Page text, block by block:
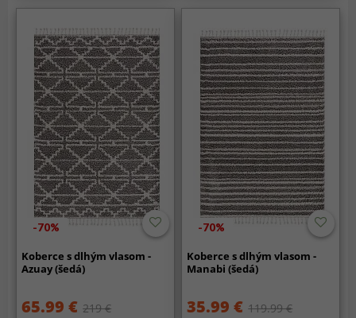
-70%
Koberce s dlhým vlasom -
Azuay (šedá)
65.99 € 219 €
-70%
Koberce s dlhým vlasom -
Manabi (šedá)
35.99 € 119.99 €